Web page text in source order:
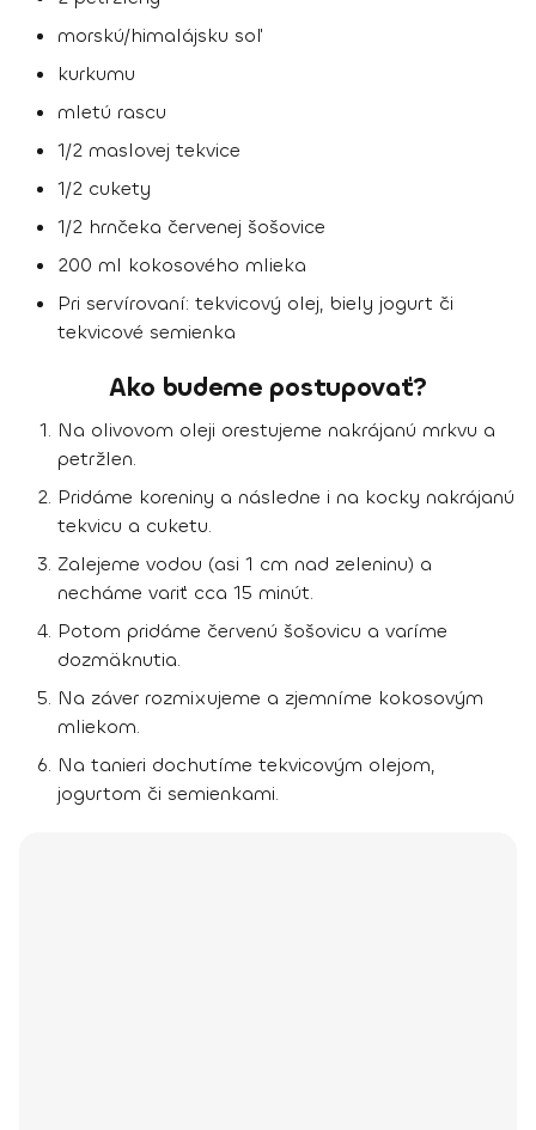
morskú/himalájsku soľ
kurkumu
mletú rascu
1/2 maslovej tekvice
1/2 cukety
1/2 hrnčeka červenej šošovice
200 ml kokosového mlieka
Pri servírovaní: tekvicový olej, biely jogurt či
tekvicové semienka
Ako budeme postupovať?
Na olivovom oleji orestujeme nakrájanú mrkvu a
petržlen.
Pridáme koreniny a následne i na kocky nakrájanú
tekvicu a cuketu.
Zalejeme vodou (asi 1 cm nad zeleninu) a
necháme variť cca 15 minút.
Potom pridáme červenú šošovicu a varíme
dozmäknutia.
Na záver rozmixujeme a zjemníme kokosovým
mliekom.
Na tanieri dochutíme tekvicovým olejom,
jogurtom či semienkami.